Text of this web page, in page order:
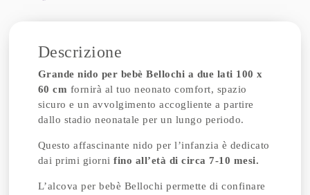
Descrizione
Grande nido per bebè Bellochi a due lati 100 x
60 cm fornirà al tuo neonato comfort, spazio
sicuro e un avvolgimento accogliente a partire
dallo stadio neonatale per un lungo periodo.
Questo affascinante nido per l’infanzia è dedicato
dai primi giornifino all’età di circa 7-10 mesi.
L’alcova per bebè Bellochi permette di confinare